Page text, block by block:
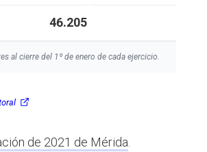
46.205
al cierre del 1º de enero de cada ejercicio.
de 2021 de Mérida